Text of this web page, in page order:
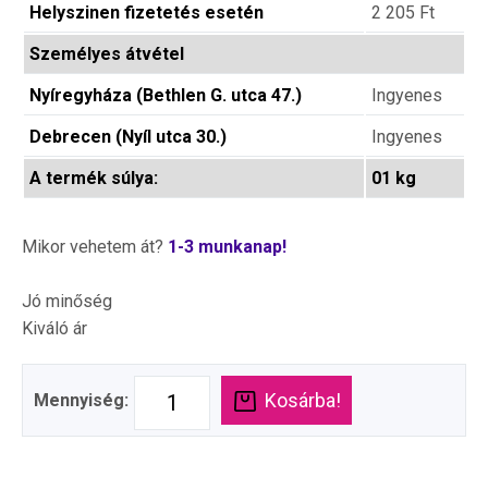
Helyszinen fizetetés esetén
2 205 Ft
Személyes átvétel
Nyíregyháza (Bethlen G. utca 47.)
Ingyenes
Debrecen (Nyíl utca 30.)
Ingyenes
A termék súlya:
01 kg
Mikor vehetem át? 1-3 munkanap!
Jó minőség
Kiváló ár
Mennyiség: Kosárba!